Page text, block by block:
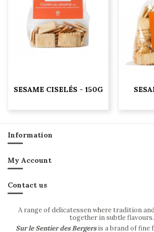
SESAME CISELÉS - 150G
Information
My Account
Contact us
A range of delicatessen where tradition
together in subtle
Sur le Sentier des Bergersis a brand of fine